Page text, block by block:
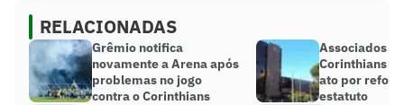
RELACIONADAS
Grêmio notifica
novamente a Arena após
problemas no jogo
contra o Corinthians
Associados do
Corinthians
ato por
estatuto